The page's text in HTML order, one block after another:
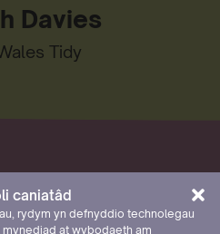
caniatâd
rydym yn defnyddio technolegau
at wybodaeth am
Davies
Tidy